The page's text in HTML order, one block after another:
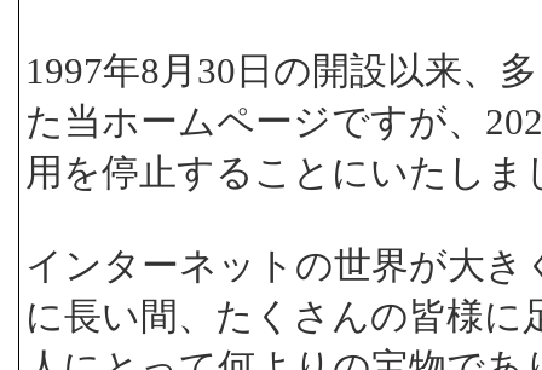
1997年8月30日の開設以来、
た当ホームページですが、
用を停止することにいたしま
インターネットの世界が大
に長い間、たくさんの皆様